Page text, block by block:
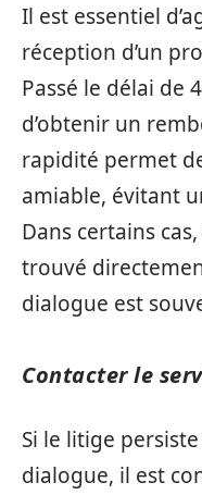
Il est essentiel
réception d’un
Passé le délai de
d’obtenir un
rapidité permet
amiable, évitant
Dans certains
trouvé
dialogue est
Contacter le
Si le litige
dialogue, il est